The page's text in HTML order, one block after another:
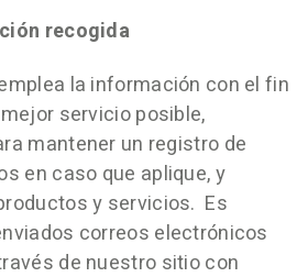
recogida
la información con el fin
servicio posible,
mantener un registro de
en caso que aplique, y
y servicios. Es
correos electrónicos
de nuestro sitio con